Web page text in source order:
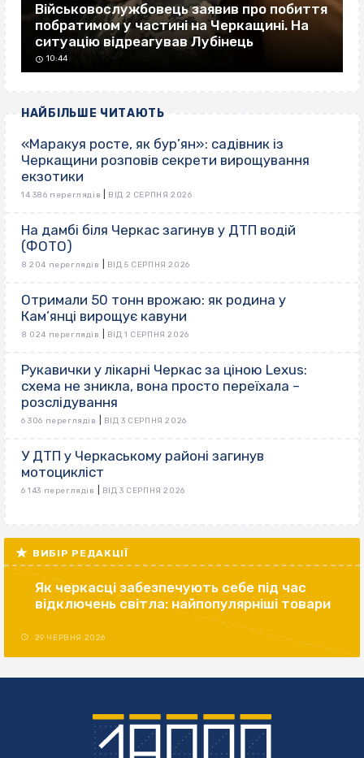
Військовослужбовець заявив про побиття
побратимом у частині на Черкащині. На
ситуацію відреагував Лубінець
10:44
НАЙБІЛЬШЕ ЧИТАЮТЬ
«Маракуя росте, як бур’ян»: садівник із
Черкащини розповів секрети вирощування
екзотики
14 386 переглядів ВІД 2 СЕРПНЯ 2026
На дамбі біля Черкас загинув у ДТП водій
(ФОТО)
8 204 переглядів ВІД 5 СЕРПНЯ 2026
Отримали 50 тонн врожаю: як родина у
Кам’янці вирощує кавуни
8 024 переглядів ВІД 1 СЕРПНЯ 2026
Рукавички у лікарні Черкас за ціною Lexus:
схема не зникла, вона просто переїхала –
розслідування
6 306 переглядів ВІД 3 СЕРПНЯ 2026
У ДТП у Черкаському районі загинув
мотоцикліст
6 143 переглядів ВІД 3 СЕРПНЯ 2026
ВИБІР РЕДАКЦІЇ
Як черкасці забезпечують себе під час
відключень світла: найпопулярніші товари
29 ЧЕРВНЯ 2026